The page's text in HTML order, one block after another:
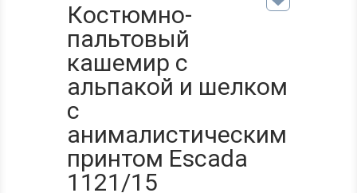
Костюмно-
пальтовый
кашемир с
альпакой и шелком
с
анималистическим
принтом Escada
1121/15